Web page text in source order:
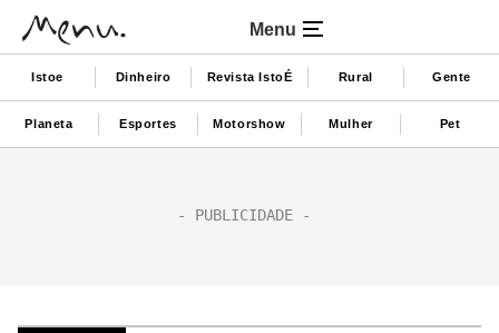
Menu
Istoe Dinheiro Revista IstoÉ Rural Gente
Planeta Esportes Motorshow Mulher Pet